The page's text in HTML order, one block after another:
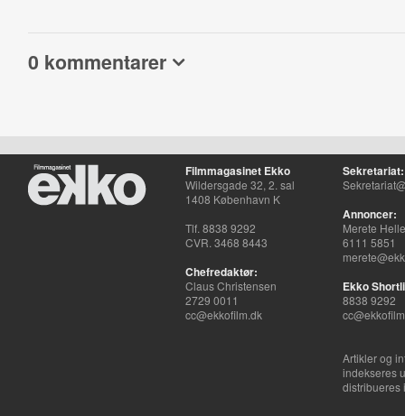
0 kommentarer
Filmmagasinet Ekko
Wildersgade 32, 2. sal
1408 København K
Tlf. 8838 9292
CVR. 3468 8443
Chefredaktør:
Claus Christensen
2729 0011
cc@ekkofilm.dk
Sekretariat:
Annoncer:
Merete
6111 5851
Ekko
8838 9292
Artikler og
indekseres
distribueres